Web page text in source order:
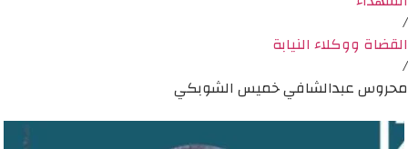
/
القضاة ووكلاء النيابة
/
محروس عبدالشافي خميس الشوبكي